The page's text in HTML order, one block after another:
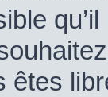
êtes